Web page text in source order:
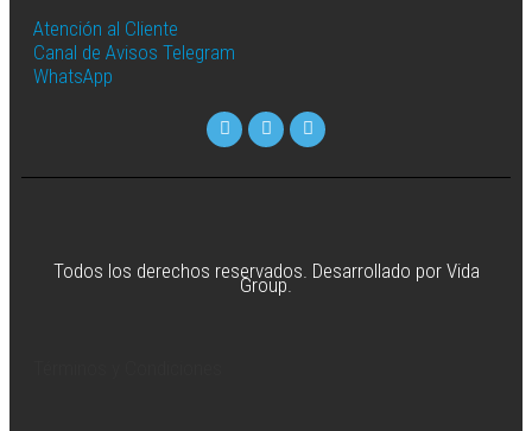
Atención al Cliente
Canal de Avisos Telegram
WhatsApp
Todos los derechos reservados. Desarrollado por Vida
Group.